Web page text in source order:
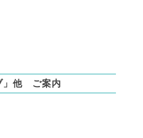
」他 ご案内